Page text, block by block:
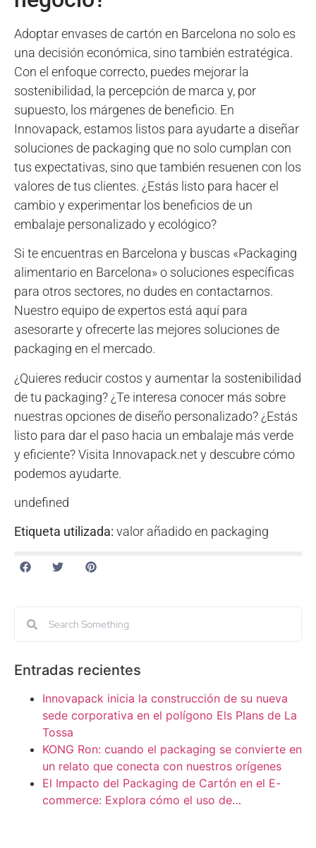
Adoptar envases de cartón en Barcelona no solo es
una decisión económica, sino también estratégica.
Con el enfoque correcto, puedes mejorar la
sostenibilidad, la percepción de marca y, por
supuesto, los márgenes de beneficio. En
Innovapack, estamos listos para ayudarte a diseñar
soluciones de packaging que no solo cumplan con
tus expectativas, sino que también resuenen con los
valores de tus clientes. ¿Estás listo para hacer el
cambio y experimentar los beneficios de un
embalaje personalizado y ecológico?
Si te encuentras en Barcelona y buscas «Packaging
alimentario en Barcelona» o soluciones específicas
para otros sectores, no dudes en contactarnos.
Nuestro equipo de expertos está aquí para
asesorarte y ofrecerte las mejores soluciones de
packaging en el mercado.
¿Quieres reducir costos y aumentar la sostenibilidad
de tu packaging? ¿Te interesa conocer más sobre
nuestras opciones de diseño personalizado? ¿Estás
listo para dar el paso hacia un embalaje más verde
y eficiente? Visita Innovapack.net y descubre cómo
podemos ayudarte.
undefined
Etiqueta utilizada: valor añadido en packaging
Entradas recientes
Innovapack inicia la construcción de su nueva
sede corporativa en el polígono Els Plans de La
Tossa
KONG Ron: cuando el packaging se convierte en
un relato que conecta con nuestros orígenes
El Impacto del Packaging de Cartón en el E-
commerce: Explora cómo el uso de…